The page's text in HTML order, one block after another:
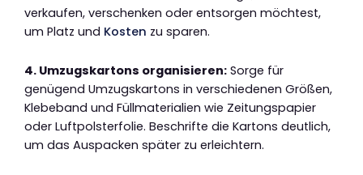
verkaufen, verschenken oder entsorgen möchtest,
um Platz und Kosten zu sparen.
4. Umzugskartons organisieren: Sorge für
genügend Umzugskartons in verschiedenen Größen,
Klebeband und Füllmaterialien wie Zeitungspapier
oder Luftpolsterfolie. Beschrifte die Kartons deutlich,
um das Auspacken später zu erleichtern.